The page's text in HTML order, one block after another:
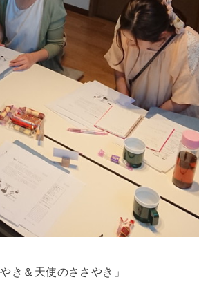
き＆天使のささやき」